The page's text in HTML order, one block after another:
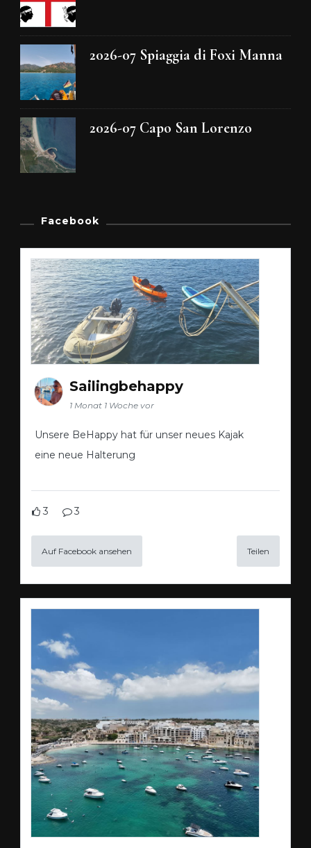
2026-07 Spiaggia di Foxi Manna
2026-07 Capo San Lorenzo
Facebook
Sailingbehappy
1 Monat 1 Woche vor
Unsere BeHappy hat für unser neues Kajak
eine neue Halterung
3 3
Auf Facebook ansehen Teilen